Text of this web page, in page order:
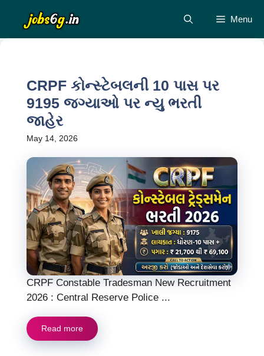
content
Menu
CRPF કોન્સ્ટેબલની 10 પાસ પર
9195 જગ્યાઓ પર ન્યુ ભરતી
જાહેર
May 14, 2026
CRPF Constable Tradesman New Recruitment
2026 : Central Reserve Police ...
Read more